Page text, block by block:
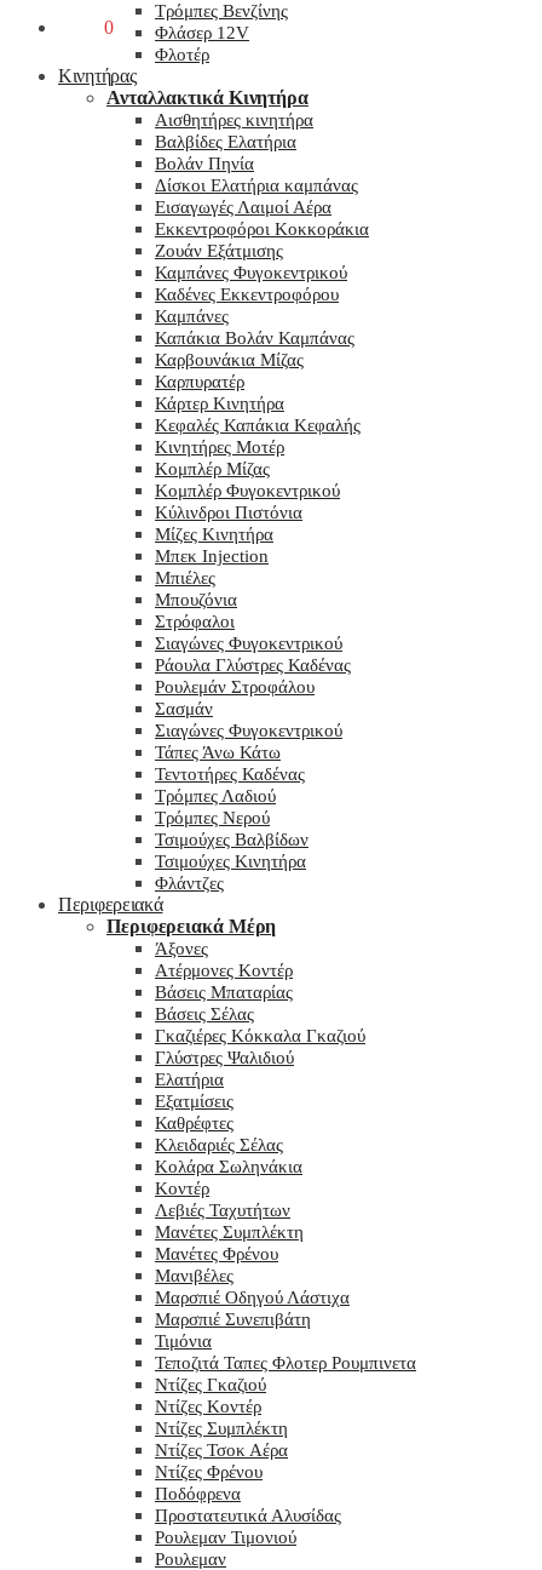
0
Τρόμπες Βενζίνης
Φλάσερ 12V
Φλοτέρ
Κινητήρας
Ανταλλακτικά Κινητήρα
Αισθητήρες κινητήρα
Βαλβίδες Ελατήρια
Βολάν Πηνία
Δίσκοι Ελατήρια καμπάνας
Εισαγωγές Λαιμοί Αέρα
Εκκεντροφόροι Κοκκοράκια
Ζουάν Εξάτμισης
Καμπάνες Φυγοκεντρικού
Καδένες Εκκεντροφόρου
Καμπάνες
Καπάκια Βολάν Καμπάνας
Καρβουνάκια Μίζας
Καρπυρατέρ
Κάρτερ Κινητήρα
Κεφαλές Καπάκια Κεφαλής
Κινητήρες Μοτέρ
Κομπλέρ Μίζας
Κομπλέρ Φυγοκεντρικού
Κύλινδροι Πιστόνια
Μίζες Κινητήρα
Μπεκ Injection
Μπιέλες
Μπουζόνια
Στρόφαλοι
Σιαγώνες Φυγοκεντρικού
Ράουλα Γλύστρες Καδένας
Ρουλεμάν Στροφάλου
Σασμάν
Σιαγώνες Φυγοκεντρικού
Τάπες Άνω Κάτω
Τεντοτήρες Καδένας
Τρόμπες Λαδιού
Τρόμπες Νερού
Τσιμούχες Βαλβίδων
Τσιμούχες Κινητήρα
Φλάντζες
Περιφερειακά
Περιφερειακά Μέρη
Άξονες
Ατέρμονες Κοντέρ
Βάσεις Μπαταρίας
Βάσεις Σέλας
Γκαζιέρες Κόκκαλα Γκαζιού
Γλύστρες Ψαλιδιού
Ελατήρια
Εξατμίσεις
Καθρέφτες
Κλειδαριές Σέλας
Κολάρα Σωληνάκια
Κοντέρ
Λεβιές Ταχυτήτων
Μανέτες Συμπλέκτη
Μανέτες Φρένου
Μανιβέλες
Μαρσπιέ Οδηγού Λάστιχα
Μαρσπιέ Συνεπιβάτη
Τιμόνια
Τεποζιτά Ταπες Φλοτερ Ρουμπινετα
Ντίζες Γκαζιού
Ντίζες Κοντέρ
Ντίζες Συμπλέκτη
Ντίζες Τσοκ Αέρα
Ντίζες Φρένου
Ποδόφρενα
Προστατευτικά Αλυσίδας
Ρουλεμαν Τιμονιού
Ρουλεμαν